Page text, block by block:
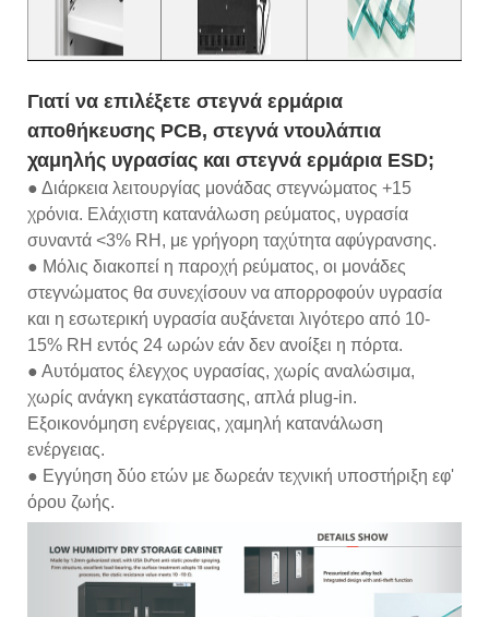
Γιατί να επιλέξετε στεγνά ερμάρια
αποθήκευσης PCB, στεγνά ντουλάπια
χαμηλής υγρασίας και στεγνά ερμάρια ESD;
● Διάρκεια λειτουργίας μονάδας στεγνώματος +15
χρόνια. Ελάχιστη κατανάλωση ρεύματος, υγρασία
συναντά <3% RH, με γρήγορη ταχύτητα αφύγρανσης.
● Μόλις διακοπεί η παροχή ρεύματος, οι μονάδες
στεγνώματος θα συνεχίσουν να απορροφούν υγρασία
και η εσωτερική υγρασία αυξάνεται λιγότερο από 10-
15% RH εντός 24 ωρών εάν δεν ανοίξει η πόρτα.
● Αυτόματος έλεγχος υγρασίας, χωρίς αναλώσιμα,
χωρίς ανάγκη εγκατάστασης, απλά plug-in.
Εξοικονόμηση ενέργειας, χαμηλή κατανάλωση
ενέργειας.
● Εγγύηση δύο ετών με δωρεάν τεχνική υποστήριξη εφ'
όρου ζωής.